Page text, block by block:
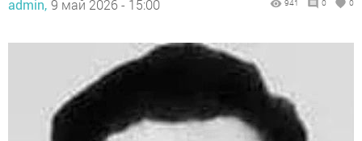
admin, 9 май 2026 - 15:00 941 0 0